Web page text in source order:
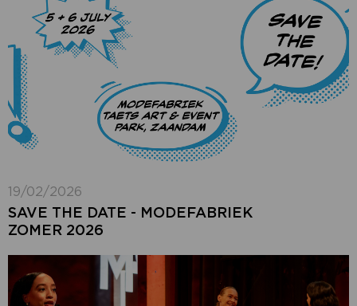
19/02/2026
SAVE THE DATE - MODEFABRIEK
ZOMER 2026